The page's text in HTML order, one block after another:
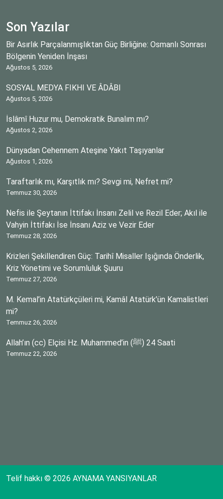
Son Yazılar
Bir Asırlık Parçalanmışlıktan Güç Birliğine: Osmanlı Sonrası
Bölgenin Yeniden İnşası
Ağustos 5, 2026
SOSYAL MEDYA FIKHI VE ÂDÂBI
Ağustos 5, 2026
İslâmî Huzur mu, Demokratik Bunalım mı?
Ağustos 2, 2026
Dünyadan Cehennem Ateşine Yakıt Taşıyanlar
Ağustos 1, 2026
Taraftarlık mı, Karşıtlık mı? Sevgi mi, Nefret mi?
Temmuz 30, 2026
Nefis ile Şeytanın İttifakı İnsanı Zelil ve Rezil Eder; Akıl ile
Vahyin İttifakı İse İnsanı Aziz ve Vezir Eder
Temmuz 28, 2026
Krizleri Şekillendiren Güç: Tarihî Misaller Işığında Önderlik,
Kriz Yönetimi ve Sorumluluk Şuuru
Temmuz 27, 2026
M. Kemal’in Atatürkçüleri mi, Kamâl Atatürk’ün Kamalistleri
mi?
Temmuz 26, 2026
Allah’ın (cc) Elçisi Hz. Muhammed’in (ﷺ) 24 Saati
Temmuz 22, 2026
Telif hakkı © 2026 AYNAMA YANSIYANLAR